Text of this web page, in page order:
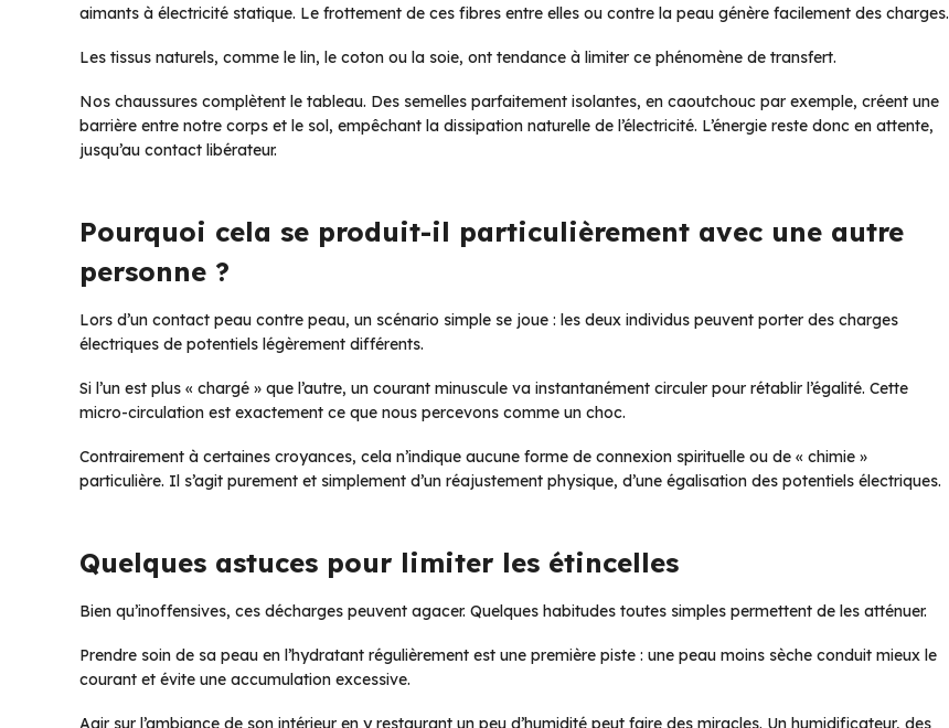
aimants à électricité statique. Le frottement de ces fibres entre elles ou contre la peau génère facilement des charges.
Les tissus naturels, comme le lin, le coton ou la soie, ont tendance à limiter ce phénomène de transfert.
Nos chaussures complètent le tableau. Des semelles parfaitement isolantes, en caoutchouc par exemple, créent une
barrière entre notre corps et le sol, empêchant la dissipation naturelle de l’électricité. L’énergie reste donc en attente,
jusqu’au contact libérateur.
Pourquoi cela se produit-il particulièrement avec une autre
personne ?
Lors d’un contact peau contre peau, un scénario simple se joue : les deux individus peuvent porter des charges
électriques de potentiels légèrement différents.
Si l’un est plus « chargé » que l’autre, un courant minuscule va instantanément circuler pour rétablir l’égalité. Cette
micro-circulation est exactement ce que nous percevons comme un choc.
Contrairement à certaines croyances, cela n’indique aucune forme de connexion spirituelle ou de « chimie »
particulière. Il s’agit purement et simplement d’un réajustement physique, d’une égalisation des potentiels électriques.
Quelques astuces pour limiter les étincelles
Bien qu’inoffensives, ces décharges peuvent agacer. Quelques habitudes toutes simples permettent de les atténuer.
Prendre soin de sa peau en l’hydratant régulièrement est une première piste : une peau moins sèche conduit mieux le
courant et évite une accumulation excessive.
Agir sur l’ambiance de son intérieur en y restaurant un peu d’humidité peut faire des miracles. Un humidificateur, des